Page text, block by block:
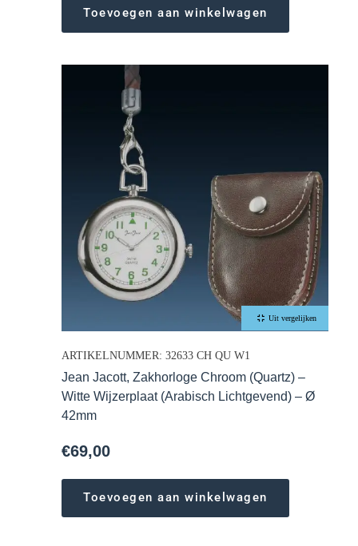
Toevoegen aan winkelwagen
Uit vergelijken
ARTIKELNUMMER: 32633 CH QU W1
Jean Jacott, Zakhorloge Chroom (Quartz) –
Witte Wijzerplaat (Arabisch Lichtgevend) – Ø
42mm
€69,00
Toevoegen aan winkelwagen